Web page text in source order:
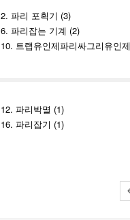
2. 파리 포획기 (3)
6. 파리잡는 기계 (2)
10. 트랩유인제파리싸그리유인
12. 파리박멸 (1)
16. 파리잡기 (1)